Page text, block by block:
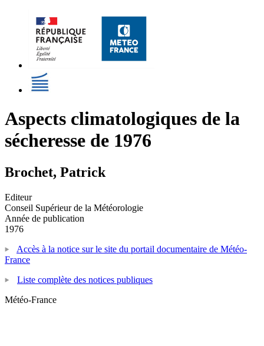
Aspects climatologiques de la
sécheresse de 1976
Brochet, Patrick
Editeur
Conseil Supérieur de la Météorologie
Année de publication
1976
Accès à la notice sur le site du portail documentaire de Météo-
France
Liste complète des notices publiques
Météo-France